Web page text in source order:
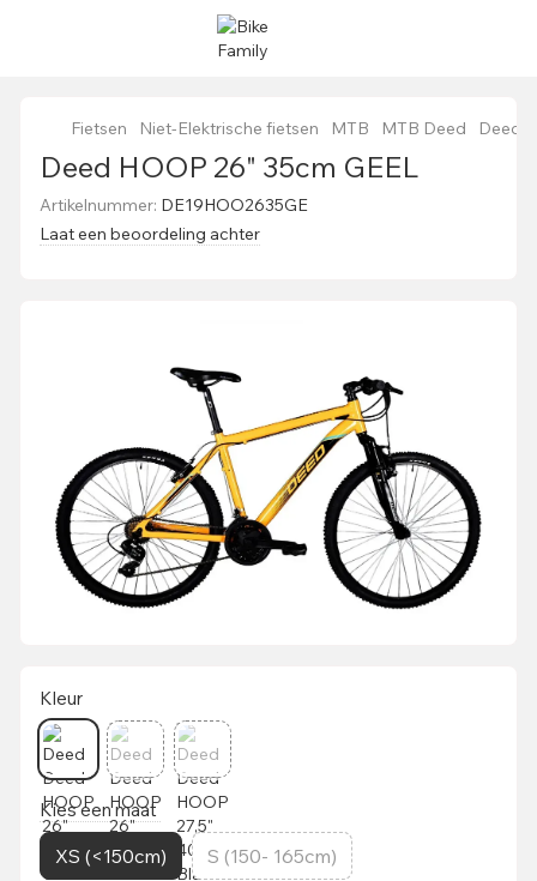
Fietsen Niet-Elektrische fietsen MTB MTB Deed Deed
Deed HOOP 26" 35cm GEEL
Artikelnummer: DE19HOO2635GE
Laat een beoordeling achter
Kleur
Kies een maat
XS (<150cm) S (150- 165cm)